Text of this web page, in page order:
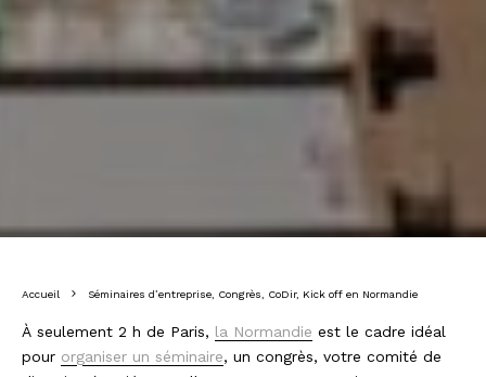
Accueil Séminaires d’entreprise, Congrès, CoDir, Kick off en Normandie
À seulement 2 h de Paris, la Normandie est le cadre idéal
pour organiser un séminaire, un congrès, votre comité de